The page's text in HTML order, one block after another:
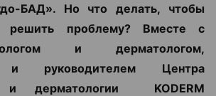
БАД». Но что делать, чтобы
решить проблему? Вместе с
и дерматологом,
и руководителем Центра
и дерматологии KODERM